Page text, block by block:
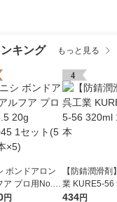
キング もっと見る
ボンドアロン
ア プロ用No.5
1セット
円
4
【防錆潤滑剤
業 KURE5-56
0ml 1004 1本
434円